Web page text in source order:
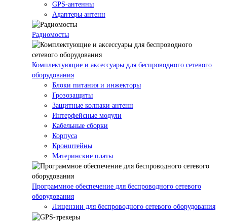
GPS-антенны
Адаптеры антенн
Радиомосты
Комплектующие и аксессуары для беспроводного сетевого
оборудования
Блоки питания и инжекторы
Грозозащиты
Защитные колпаки антенн
Интерфейсные модули
Кабельные сборки
Корпуса
Кронштейны
Материнские платы
Программное обеспечение для беспроводного сетевого
оборудования
Лицензии для беспроводного сетевого оборудования